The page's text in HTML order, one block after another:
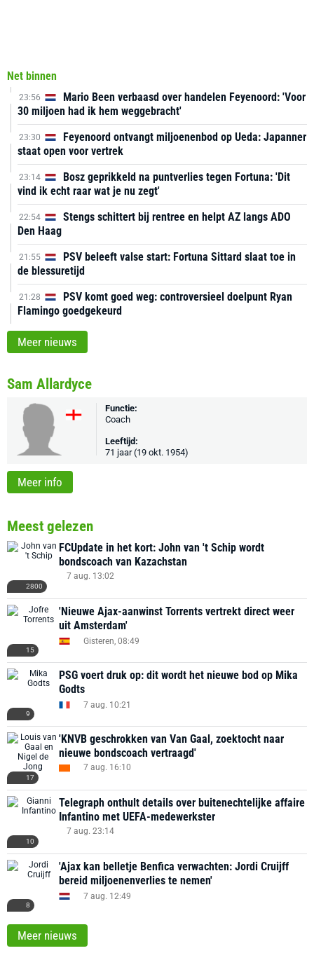
Net binnen
23:56
Mario Been verbaasd over handelen Feyenoord: 'Voor
30 miljoen had ik hem weggebracht'
23:30
Feyenoord ontvangt miljoenenbod op Ueda: Japanner
staat open voor vertrek
23:14
Bosz geprikkeld na puntverlies tegen Fortuna: 'Dit
vind ik echt raar wat je nu zegt'
22:54
Stengs schittert bij rentree en helpt AZ langs ADO
Den Haag
21:55
PSV beleeft valse start: Fortuna Sittard slaat toe in
de blessuretijd
21:28
PSV komt goed weg: controversieel doelpunt Ryan
Flamingo goedgekeurd
Meer nieuws
Sam Allardyce
Functie:
Coach
Leeftijd:
71 jaar (19 okt. 1954)
Meer info
Meest gelezen
2800
FCUpdate in het kort: John van 't Schip wordt
bondscoach van Kazachstan
7 aug. 13:02
15
'Nieuwe Ajax-aanwinst Torrents vertrekt direct weer
uit Amsterdam'
Gisteren, 08:49
9
PSG voert druk op: dit wordt het nieuwe bod op Mika
Godts
7 aug. 10:21
17
'KNVB geschrokken van Van Gaal, zoektocht naar
nieuwe bondscoach vertraagd'
7 aug. 16:10
10
Telegraph onthult details over buitenechtelijke affaire
Infantino met UEFA-medewerkster
7 aug. 23:14
8
'Ajax kan belletje Benfica verwachten: Jordi Cruijff
bereid miljoenenverlies te nemen'
7 aug. 12:49
Meer nieuws